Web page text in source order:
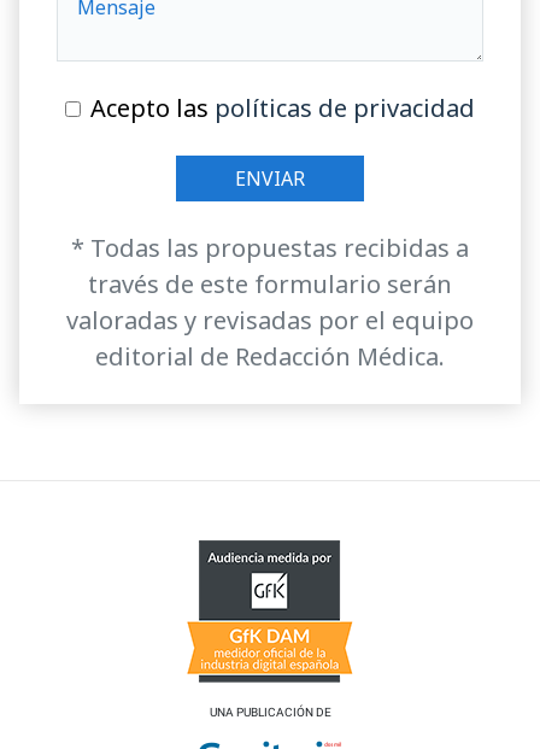
Acepto las políticas de privacidad
* Todas las propuestas recibidas a
través de este formulario serán
valoradas y revisadas por el equipo
editorial de Redacción Médica.
UNA PUBLICACIÓN DE